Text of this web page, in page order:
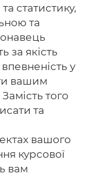
статистику,
та
за якість
у
вашим
Замість того
та
вашого
курсової
вам